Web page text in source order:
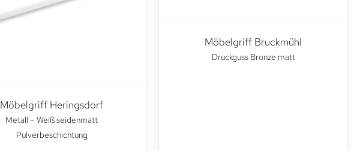
Möbelgriff Heringsdorf
Metall – Weiß seidenmatt
Pulverbeschichtung
Möbelgriff Bruckmühl
Druckguss Bronze matt